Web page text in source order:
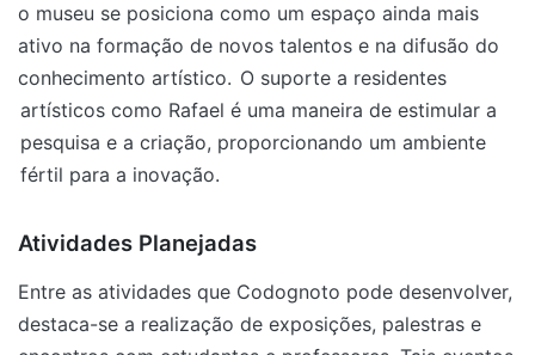
o museu se posiciona como um espaço ainda mais
ativo na formação de novos talentos e na difusão do
conhecimento artístico. O suporte a residentes
artísticos como Rafael é uma maneira de estimular a
pesquisa e a criação, proporcionando um ambiente
fértil para a inovação.
Atividades Planejadas
Entre as atividades que Codognoto pode desenvolver,
destaca-se a realização de exposições, palestras e